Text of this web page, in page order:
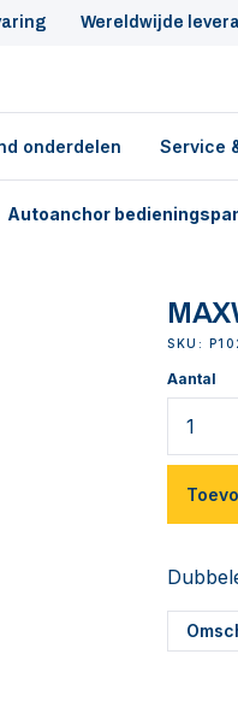
Wereldwijde
onderdelen Service
Autoanchor
SKU:
Aantal